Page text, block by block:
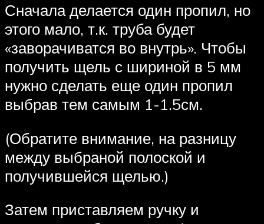
Сначала делается один пропил, но
этого мало, т.к. труба будет
«заворачиватся во внутрь». Чтобы
получить щель с шириной в 5 мм
нужно сделать еще один пропил
выбрав тем самым 1-1.5см.
(Обратите внимание, на разницу
между выбраной полоской и
получившейся щелью.)
Затем приставляем ручку и